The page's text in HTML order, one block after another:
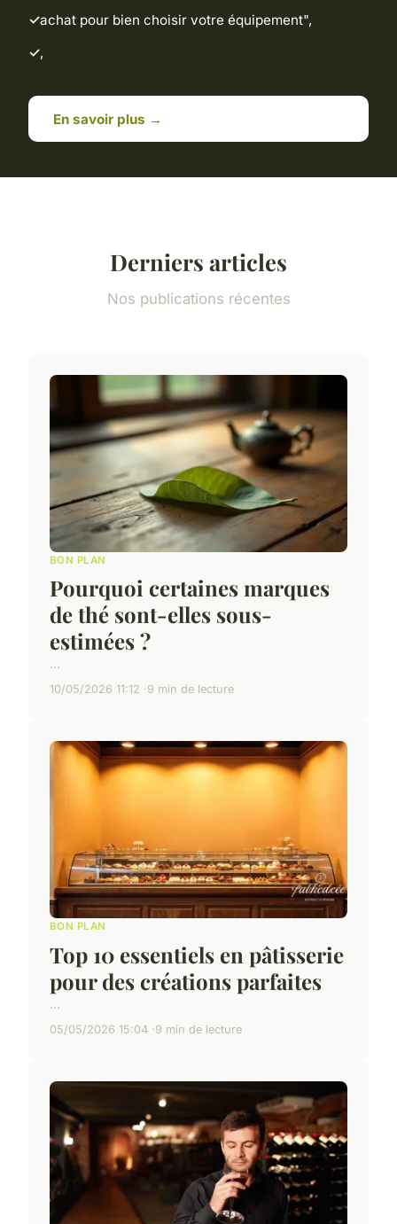
achat pour bien choisir votre équipement",
,
En savoir plus →
Derniers articles
Nos publications récentes
BON PLAN
Pourquoi certaines marques
de thé sont-elles sous-
estimées ?
...
10/05/2026 11:12 9 min de lecture
BON PLAN
Top 10 essentiels en pâtisserie
pour des créations parfaites
...
05/05/2026 15:04 9 min de lecture